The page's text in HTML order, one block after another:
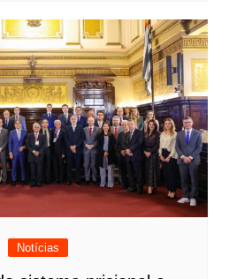
Notícias